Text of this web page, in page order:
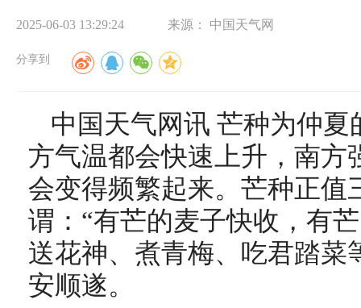
2025-06-03 13:29:24 来源： 中国天气网
分享到
中国天气网讯 芒种为仲
方气温都会快速上升，南方
会变得频繁起来。芒种正值
谓：“有芒的麦子快收，有
送花神、煮青梅、吃君踏菜
安顺遂。